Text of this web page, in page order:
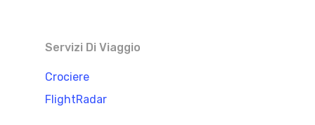
Servizi Di Viaggio
Crociere
FlightRadar